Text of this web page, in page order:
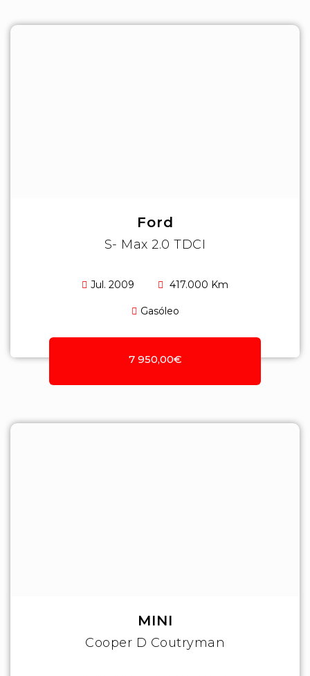
Ford
S- Max 2.0 TDCI
Jul. 2009 417.000 Km
Gasóleo
7 950,00€
MINI
Cooper D Coutryman